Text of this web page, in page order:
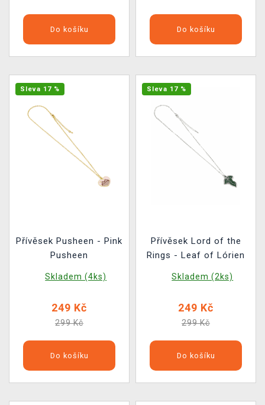
Do košíku Do košíku
Sleva 17 %
Přívěsek Pusheen - Pink
Pusheen
Skladem (4ks)
249 Kč
299 Kč
Do košíku
Sleva 17 %
Přívěsek Lord of the
Rings - Leaf of Lórien
Skladem (2ks)
249 Kč
299 Kč
Do košíku